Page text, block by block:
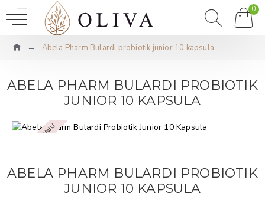
0
Abela Pharm Bulardi probiotik junior 10 kapsula
ABELA PHARM BULARDI PROBIOTIK
JUNIOR 10 KAPSULA
NEMA NA STANJU
ABELA PHARM BULARDI PROBIOTIK
JUNIOR 10 KAPSULA